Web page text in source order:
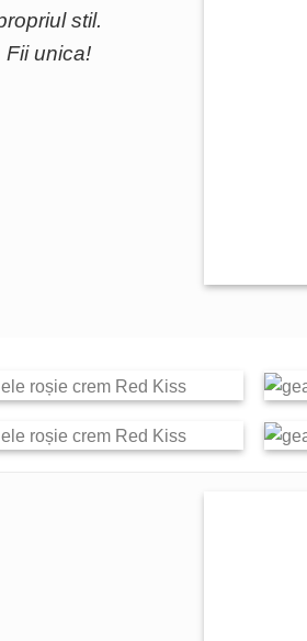
stil.
Fii unica!